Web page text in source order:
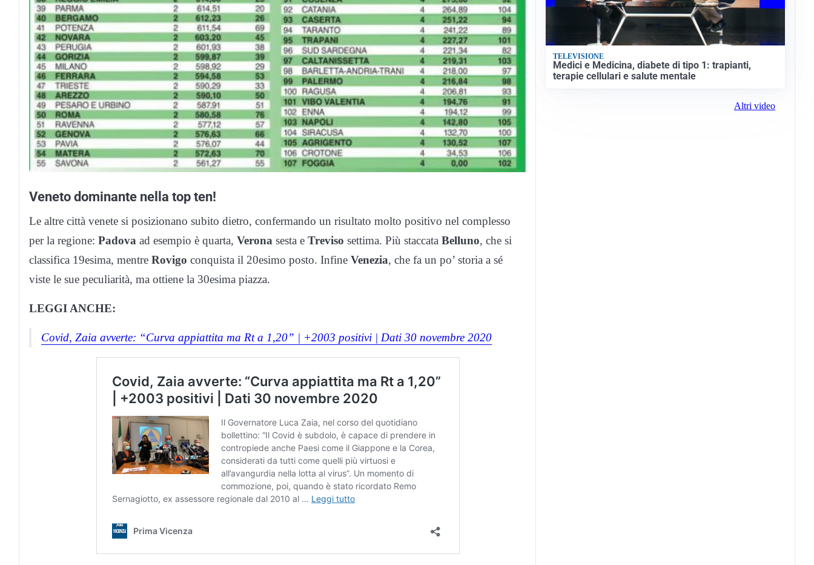
Veneto dominante nella top ten!
Le altre città venete si posizionano subito dietro, confermando un risultato molto positivo nel complesso
per la regione: Padova ad esempio è quarta, Verona sesta e Treviso settima. Più staccata Belluno, che si
classifica 19esima, mentre Rovigo conquista il 20esimo posto. Infine Venezia, che fa un po’ storia a sé
viste le sue peculiarità, ma ottiene la 30esima piazza.
LEGGI ANCHE:
Covid, Zaia avverte: “Curva appiattita ma Rt a 1,20” | +2003 positivi | Dati 30 novembre 2020
TELEVISIONE
Medici e Medicina, diabete di tipo 1: trapianti,
terapie cellulari e salute mentale
Altri video